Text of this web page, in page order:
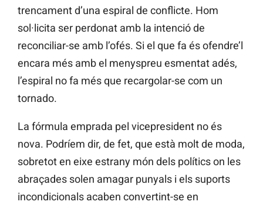
trencament d’una espiral de conflicte. Hom
sol·licita ser perdonat amb la intenció de
reconciliar-se amb l’ofés. Si el que fa és ofendre’l
encara més amb el menyspreu esmentat adés,
l’espiral no fa més que recargolar-se com un
tornado.
La fórmula emprada pel vicepresident no és
nova. Podríem dir, de fet, que està molt de moda,
sobretot en eixe estrany món dels polítics on les
abraçades solen amagar punyals i els suports
incondicionals acaben convertint-se en